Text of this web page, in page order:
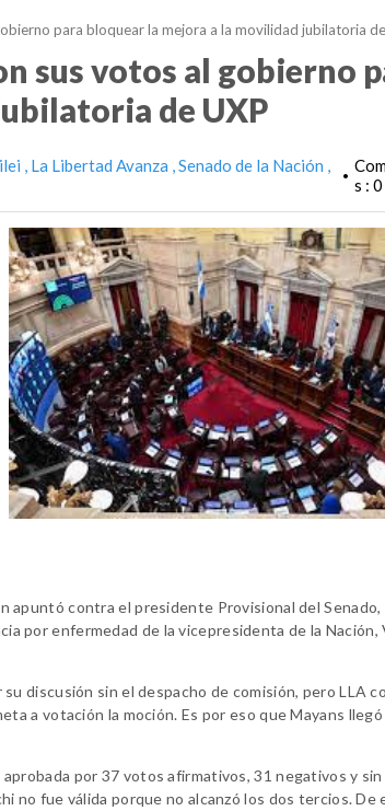
para bloquear la mejora a la movilidad jubilatoria
sus votos al gobierno
de UXP
La Libertad Avanza Senado de la Nación
• s : 0
apuntó contra el presidente Provisional del Senado,
por enfermedad de la vicepresidenta de la
discusión sin el despacho de comisión, pero LLA
a votación la moción. Es por eso que Mayans llegó
por 37 votos afirmativos, 31 negativos y sin
no fue válida porque no alcanzó los dos tercios. De